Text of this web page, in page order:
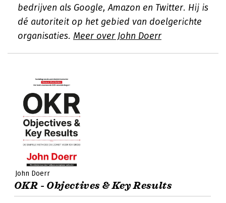
bedrijven als Google, Amazon en Twitter. Hij is
dé autoriteit op het gebied van doelgerichte
organisaties. Meer over John Doerr
John Doerr
OKR - Objectives & Key Results